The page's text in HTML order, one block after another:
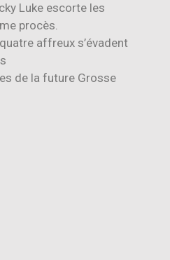
Luke escorte les
procès.
affreux s’évadent
de la future Grosse